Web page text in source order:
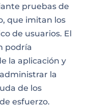
pruebas de
que imitan los
de usuarios. El
podría
la aplicación y
la
de los
esfuerzo.